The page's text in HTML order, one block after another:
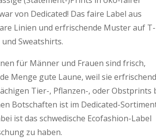
von Dedicated! Das faire Label aus
Linien und erfrischende Muster auf T-
Sweatshirts.
für Männer und Frauen sind frisch,
Menge gute Laune, weil sie erfrischend
Tier-, Pflanzen-, oder Obstprints
Botschaften ist im Dedicated-
ist das schwedische Ecofashion-Label
zu haben.